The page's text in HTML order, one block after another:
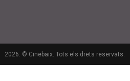
2026. © Cinebaix. Tots els drets reservats.